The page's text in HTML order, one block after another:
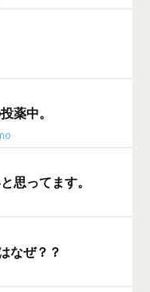
薬中。
思ってます。
なぜ？？